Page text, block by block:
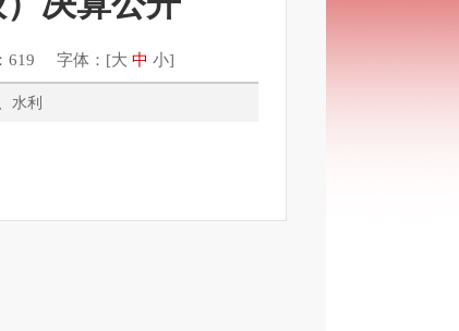
619 字体：[大 中 小]
业、水利